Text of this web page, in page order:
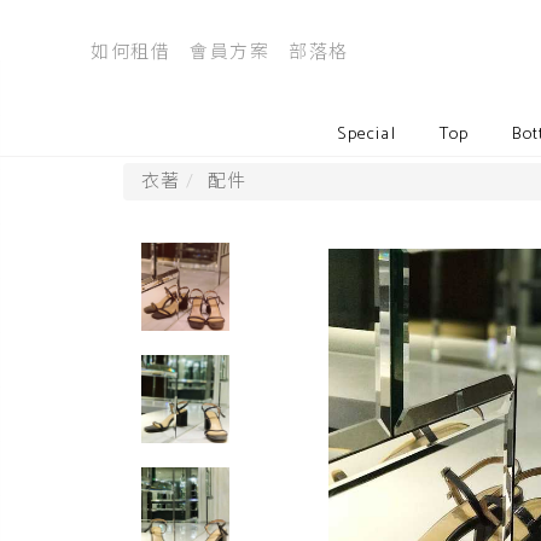
如何租借 會員方案 部落格
Special Top
衣著 配件